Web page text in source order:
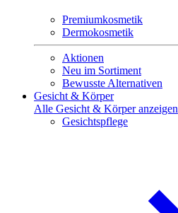
Premiumkosmetik
Dermokosmetik
Aktionen
Neu im Sortiment
Bewusste Alternativen
Gesicht & Körper
Alle Gesicht & Körper anzeigen
Gesichtspflege